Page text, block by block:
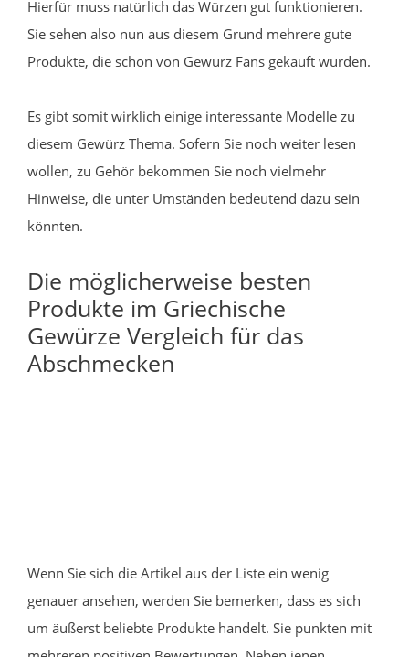
Hierfür muss natürlich das Würzen gut funktionieren.
Sie sehen also nun aus diesem Grund mehrere gute
Produkte, die schon von Gewürz Fans gekauft wurden.
Es gibt somit wirklich einige interessante Modelle zu
diesem Gewürz Thema. Sofern Sie noch weiter lesen
wollen, zu Gehör bekommen Sie noch vielmehr
Hinweise, die unter Umständen bedeutend dazu sein
könnten.
Die möglicherweise besten
Produkte im Griechische
Gewürze Vergleich für das
Abschmecken
Wenn Sie sich die Artikel aus der Liste ein wenig
genauer ansehen, werden Sie bemerken, dass es sich
um äußerst beliebte Produkte handelt. Sie punkten mit